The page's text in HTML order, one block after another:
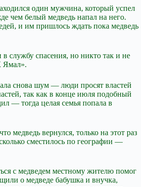
один мужчина, который успел
чем белый медведь напал на него.
и им пришлось ждать пока медведь
службу спасения, но никто так и не
Ямал».
снова шум — люди просят властей
так как в конце июля подобный
— тогда целая семья попала в
медведь вернулся, только на этот раз
сместилось по географии —
с медведем местному жителю помог
о медведе бабушка и внучка,